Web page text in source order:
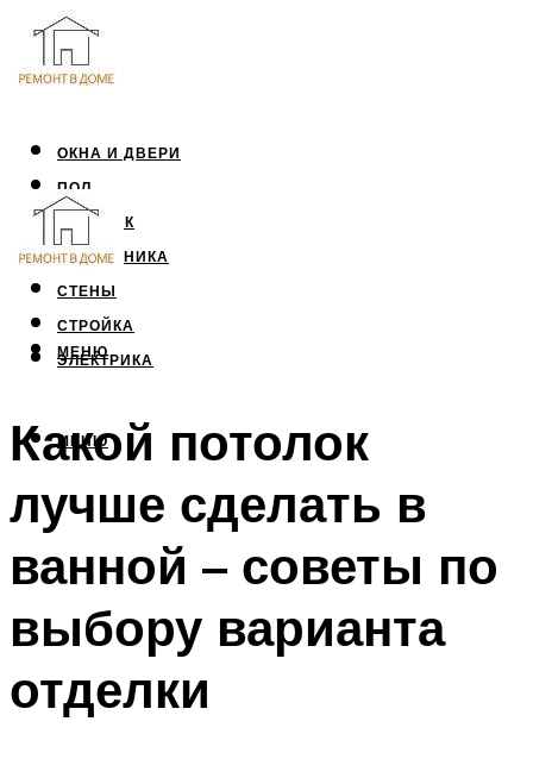
ОКНА И ДВЕРИ
ПОЛ
ПОТОЛОК
САНТЕХНИКА
СТЕНЫ
СТРОЙКА
ЭЛЕКТРИКА
МЕНЮ
МЕНЮ
Какой потолок
лучше сделать в
ванной – советы по
выбору варианта
отделки